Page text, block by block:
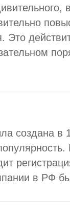
Это
создана в
в РФ